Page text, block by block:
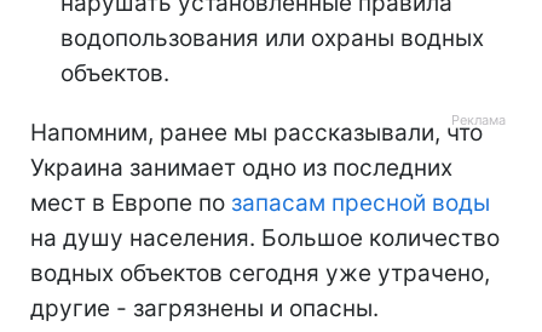
водопользования или охраны водных
объектов.
Напомним, ранее мы рассказывали, что
Украина занимает одно из последних
мест в Европе по запасам пресной воды
на душу населения. Большое количество
водных объектов сегодня уже утрачено,
другие - загрязнены и опасны.